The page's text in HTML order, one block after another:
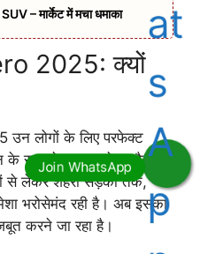
– मार्केट में मचा धमाका
2025: क्यों
लोगों के लिए परफेक्ट
के साथ बेहतर माइलेज और कम
से लेकर शहरी सड़कों तक,
भरोसेमंद रही है। अब इसका
करने जा रहा है।